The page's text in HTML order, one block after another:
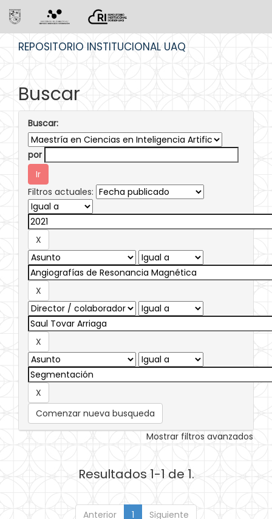
REPOSITORIO INSTITUCIONAL UAQ
Buscar
Buscar:
por
Filtros actuales:
Comenzar nueva busqueda
Mostrar filtros avanzados
Resultados 1-1 de 1.
Anterior 1 Siguiente